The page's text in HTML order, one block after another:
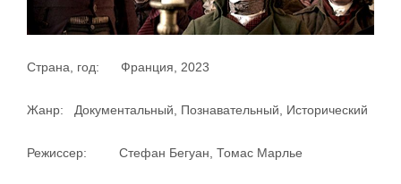
Страна, год: Франция, 2023
Жанр: Документальный, Познавательный, Исторический
Режиссер: Стефан Бегуан, Томас Марлье